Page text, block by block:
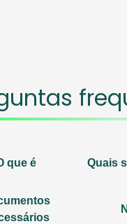
que é Quais